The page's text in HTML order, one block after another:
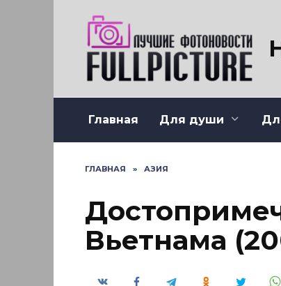
Главная Для души
ГЛАВНАЯ » АЗИЯ
Вьетнама